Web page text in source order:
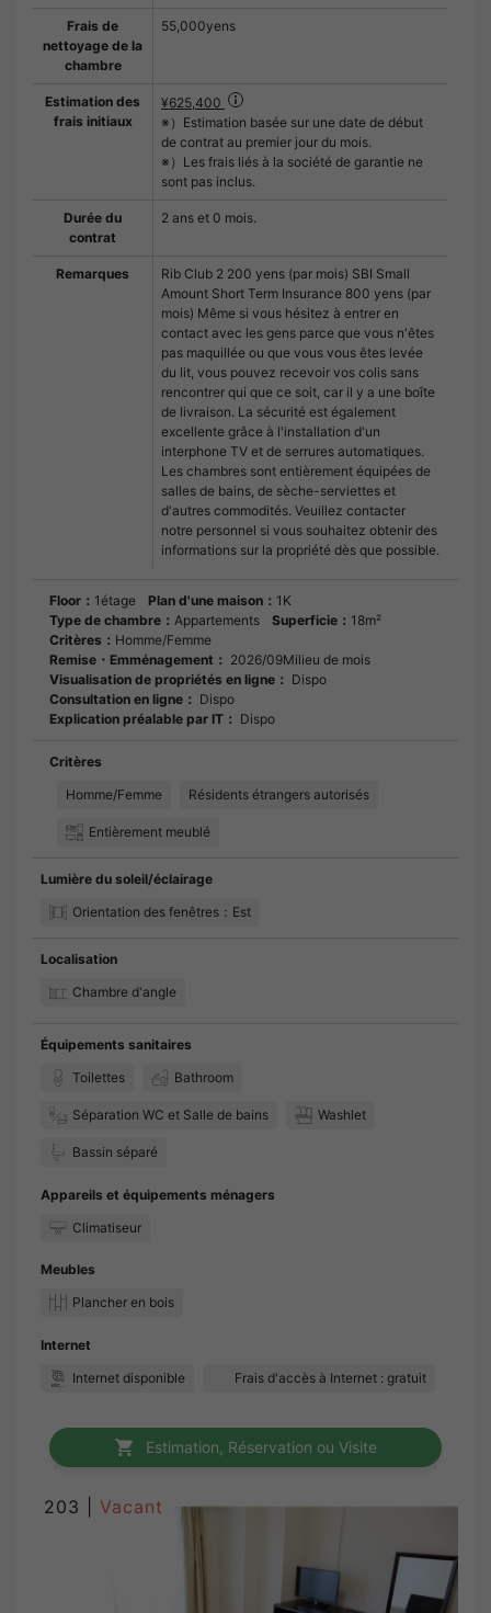
Frais de
nettoyage de la
chambre
55,000yens
Estimation des
frais initiaux
¥625,400
※）Estimation basée sur une date de début
de contrat au premier jour du mois.
※）Les frais liés à la société de garantie ne
sont pas inclus.
Durée du
contrat
2 ans et 0 mois.
Remarques
Rib Club 2 200 yens (par mois) SBI Small
Amount Short Term Insurance 800 yens (par
mois) Même si vous hésitez à entrer en
contact avec les gens parce que vous n'êtes
pas maquillée ou que vous vous êtes levée
du lit, vous pouvez recevoir vos colis sans
rencontrer qui que ce soit, car il y a une boîte
de livraison. La sécurité est également
excellente grâce à l'installation d'un
interphone TV et de serrures automatiques.
Les chambres sont entièrement équipées de
salles de bains, de sèche-serviettes et
d'autres commodités. Veuillez contacter
notre personnel si vous souhaitez obtenir des
informations sur la propriété dès que possible.
Floor： 1étage Plan d'une maison： 1K
Type de chambre： Appartements Superficie： 18m²
Critères： Homme/Femme
Remise・Emménagement： 2026/09Milieu de mois
Visualisation de propriétés en ligne： Dispo
Consultation en ligne： Dispo
Explication préalable par IT： Dispo
Critères
Homme/Femme
Résidents étrangers autorisés
Entièrement meublé
Lumière du soleil/éclairage
Orientation des fenêtres：Est
Localisation
Chambre d'angle
Équipements sanitaires
Toilettes
Bathroom
Séparation WC et Salle de bains Washlet
Bassin séparé
Appareils et équipements ménagers
Climatiseur
Meubles
Plancher en bois
Internet
Internet disponible
Frais d'accès à Internet : gratuit
Estimation, Réservation ou Visite
203 | Vacant